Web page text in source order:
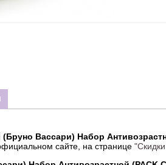
(Бруно Вассари) Набор
сайте, на странице